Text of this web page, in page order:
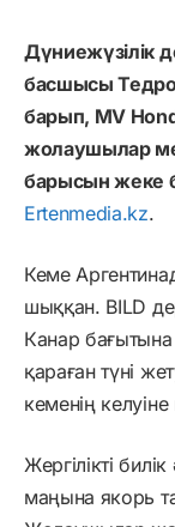
Дүниежүзілік
басшысы
барып, MV
жолаушылар
барысын жеке
Ertenmedia.kz.
Кеме
шыққан. BILD
Канар
қараған түні
кеменің
Жергілікті
маңына якорь